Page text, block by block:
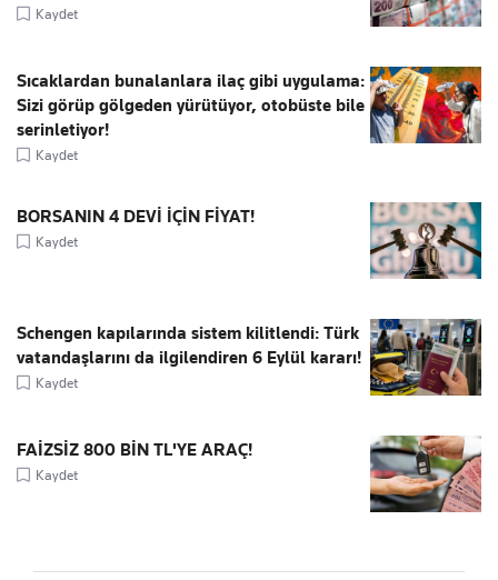
Kaydet
Sıcaklardan bunalanlara ilaç gibi uygulama:
Sizi görüp gölgeden yürütüyor, otobüste bile
serinletiyor!
Kaydet
BORSANIN 4 DEVİ İÇİN FİYAT!
Kaydet
Schengen kapılarında sistem kilitlendi: Türk
vatandaşlarını da ilgilendiren 6 Eylül kararı!
Kaydet
FAİZSİZ 800 BİN TL'YE ARAÇ!
Kaydet